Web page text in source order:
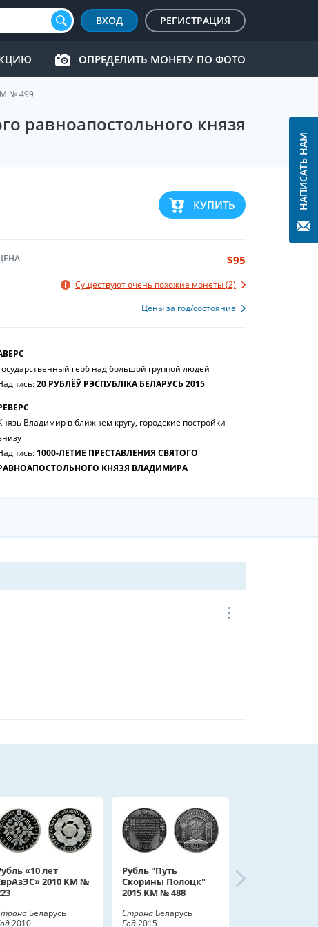
ВХОД РЕГИСТРАЦИЯ
ОПРЕДЕЛИТЬ МОНЕТУ ПО ФОТО
№ 499
равноапостольного князя
КУПИТЬ
$95
Существуют очень похожие монеты (2)
Цены за год/состояние
герб над большой группой людей
20 РУБЛЁЎ РЭСПУБЛІКА БЕЛАРУСЬ 2015
Владимир в ближнем кругу, городские постройки
1000-ЛЕТИЕ ПРЕСТАВЛЕНИЯ СВЯТОГО
КНЯЗЯ ВЛАДИМИРА
«10 лет
2010 КМ №
Беларусь
2010
Рубль "Путь
Скорины Полоцк"
2015 КМ № 488
Страна Беларусь
Год2015
НАПИСАТЬ НАМ